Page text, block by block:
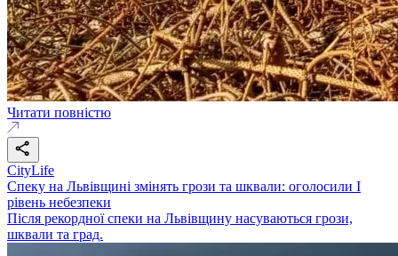
Читати повністю
CityLife
Спеку на Львівщині змінять грози та шквали: оголосили І
рівень небезпеки
Після рекордної спеки на Львівщину насуваються грози,
шквали та град.